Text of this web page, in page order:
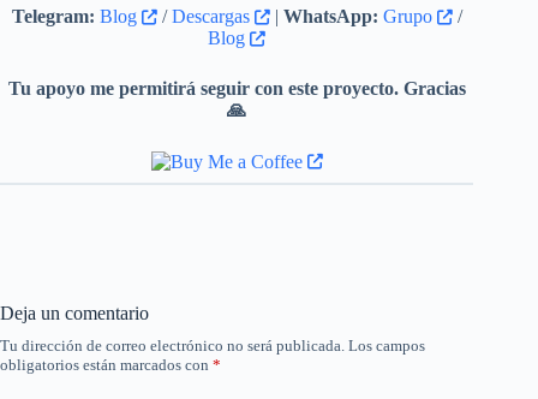
Telegram: Blog /Descargas | WhatsApp: Grupo
/
Blog
Tu apoyo me permitirá seguir con este proyecto. Gracias
🙏
Deja un comentario
Tu dirección de correo electrónico no será publicada. Los campos
obligatorios están marcados con *